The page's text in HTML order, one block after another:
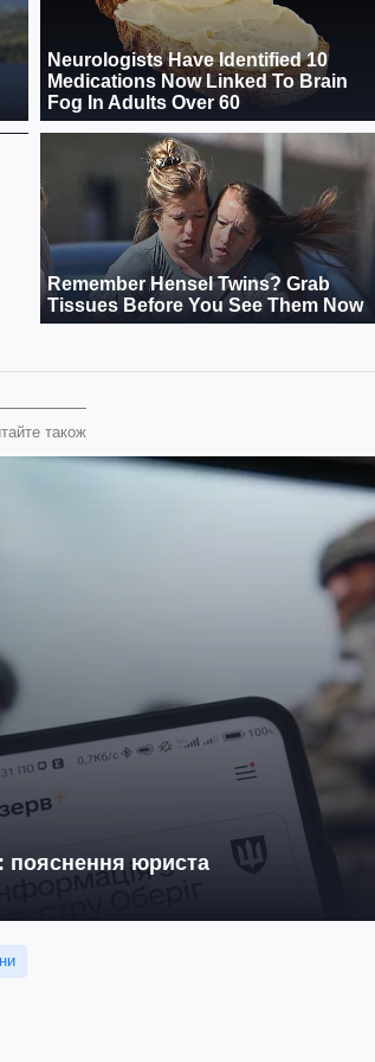
також
пояснення юриста